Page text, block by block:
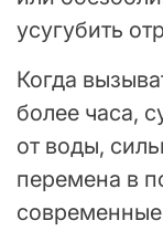
усугубить
Когда
более часа,
от воды,
перемена в